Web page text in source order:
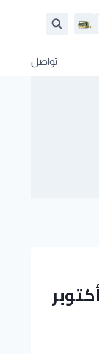
تواصل